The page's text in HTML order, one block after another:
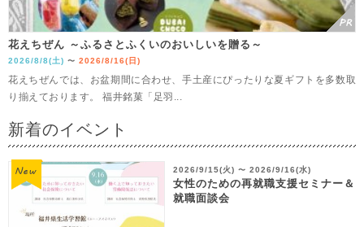
花えちぜん ～ふるさとふくいのおいしいを贈る～
2026/8/8(土) 〜 2026/8/16(日)
花えちぜんでは、お盆期間に合わせ、手土産にぴったりな夏ギフトを多数取
り揃えております。 福井銘菓「足羽...
新着のイベント
2026/9/15(火) 〜 2026/9/16(水)
女性のための再就職支援セミナー＆
就職面談会